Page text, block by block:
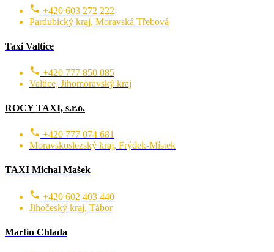
+420 603 272 222
Pardubický kraj, Moravská Třebová
Taxi Valtice
+420 777 850 085
Valtice, Jihomoravský kraj
ROCY TAXI, s.r.o.
+420 777 074 681
Moravskoslezský kraj, Frýdek-Místek
TAXI Michal Mašek
+420 602 403 440
Jihočeský kraj, Tábor
Martin Chlada